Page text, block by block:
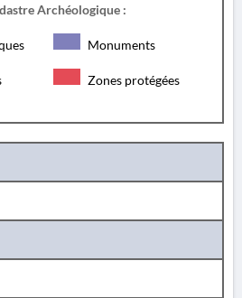
Archéologique :
Monuments
Zones protégées